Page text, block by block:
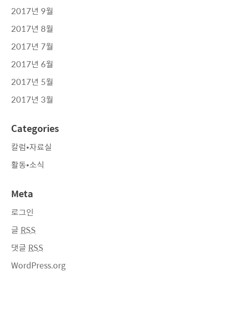
2017년 9월
2017년 8월
2017년 7월
2017년 6월
2017년 5월
2017년 3월
Categories
칼럼•자료실
활동•소식
Meta
로그인
글 RSS
댓글 RSS
WordPress.org